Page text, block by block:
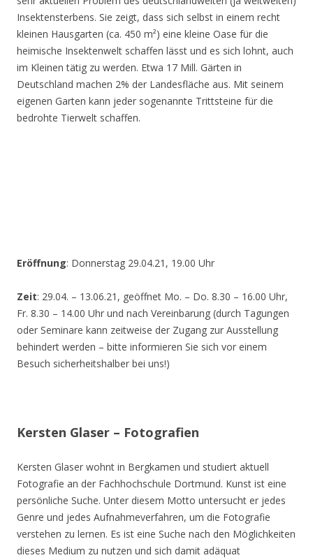
Insektensterbens. Sie zeigt, dass sich selbst in einem recht
kleinen Hausgarten (ca. 450 m²) eine kleine Oase für die
heimische Insektenwelt schaffen lässt und es sich lohnt, auch
im Kleinen tätig zu werden. Etwa 17 Mill. Gärten in
Deutschland machen 2% der Landesfläche aus. Mit seinem
eigenen Garten kann jeder sogenannte Trittsteine für die
bedrohte Tierwelt schaffen.
Eröffnung: Donnerstag 29.04.21, 19.00 Uhr
Zeit: 29.04. – 13.06.21, geöffnet Mo. – Do. 8.30 – 16.00 Uhr,
Fr. 8.30 – 14.00 Uhr und nach Vereinbarung (durch Tagungen
oder Seminare kann zeitweise der Zugang zur Ausstellung
behindert werden – bitte informieren Sie sich vor einem
Besuch sicherheitshalber bei uns!)
Kersten Glaser – Fotografien
Kersten Glaser wohnt in Bergkamen und studiert aktuell
Fotografie an der Fachhochschule Dortmund. Kunst ist eine
persönliche Suche. Unter diesem Motto untersucht er jedes
Genre und jedes Aufnahmeverfahren, um die Fotografie
verstehen zu lernen. Es ist eine Suche nach den Möglichkeiten
dieses Medium zu nutzen und sich damit adäquat